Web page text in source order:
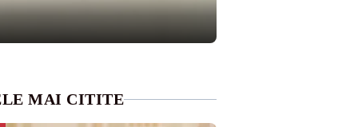
MAI CITITE